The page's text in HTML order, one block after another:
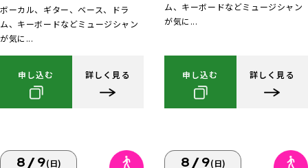
ボーカル、ギター、ベース、ドラ
ム、キーボードなどミュージシャン
が気に...
申し込む 詳しく見る
ム、キーボードなどミュージシャン
が気に...
申し込む 詳しく見る
8/9(日) 8/9(日)